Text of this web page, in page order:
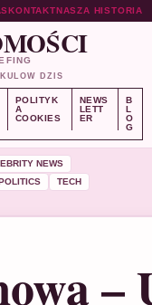
KONTAKTNASZA HISTORIA
DZIS
POLITYK
A
COOKIES
NEWS
LETT
ER
B
L
O
G
NEWS
TECH
–